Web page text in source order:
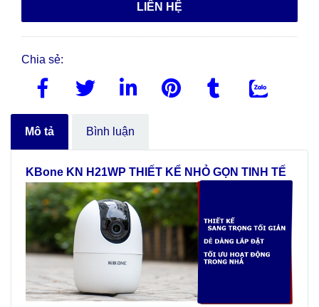
LIÊN HỆ
Chia sẻ:
Mô tả Bình luận
KBone KN H21WP THIẾT KỂ NHỎ GỌN TINH TẾ